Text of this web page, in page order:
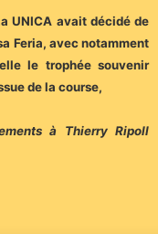
UNICA avait décidé de
Feria, avec notamment
le trophée souvenir
de la course,
à Thierry Ripoll